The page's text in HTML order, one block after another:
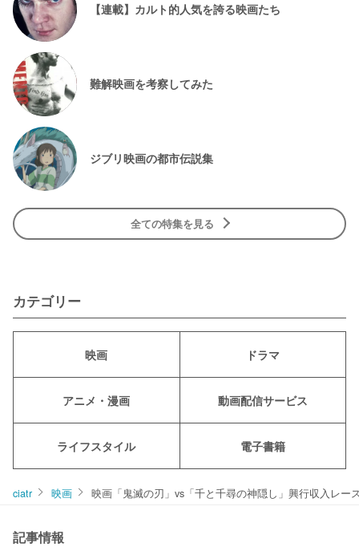
【連載】カルト的人気を誇る映画たち
難解映画を考察してみた
ジブリ映画の都市伝説集
全ての特集を見る
カテゴリー
映画 ドラマ
アニメ・漫画 動画配信サービス
ライフスタイル 電子書籍
ciatr 映画 映画「鬼滅の刃」vs「千と千尋の神隠し」興行収入レ
記事情報